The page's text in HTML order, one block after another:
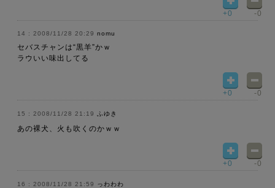
+0 -0
2008/11/28 20:29 nomu
セバスチャンは“黒羊”かｗ
ラウいい味出してる
+0 -0
2008/11/28 21:19 ふゆき
あの裸犬、火も吹くのかｗｗ
+0 -0
2008/11/28 21:59 っわわわ